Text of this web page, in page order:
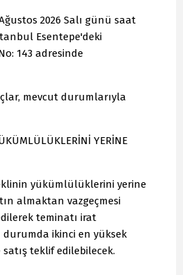
2026 Salı günü saat
Esentepe'deki
143 adresinde
mevcut durumlarıyla
YERİNE
yükümlülüklerini yerine
almaktan vazgeçmesi
teminatı irat
durumda ikinci en yüksek
teklif edilebilecek.